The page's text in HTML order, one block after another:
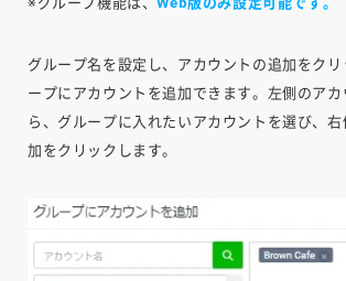
グループ名を設定し、アカウントの追加をク
ープにアカウントを追加できます。左側のア
ら、グループに入れたいアカウントを選び、
加をクリックします。